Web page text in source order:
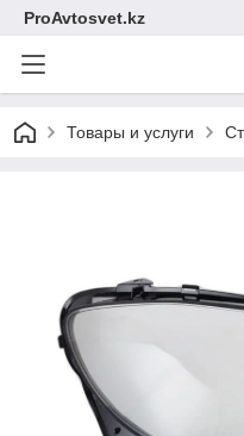
ProAvtosvet.kz
Товары и услуги